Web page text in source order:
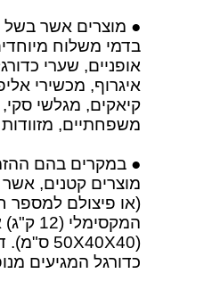
● מוצרים אשר בשל
בדמי משלוח
אופניים, שערי
איגרוף, מכשירי
קיאקים, מגלשי
משפחתיים, מזוודות
● במקרים בהם
מוצרים קטנים,
(או פיצולם למספר
כדורגל המגיעים